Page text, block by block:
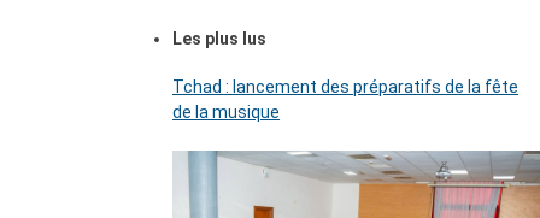
Les plus lus
Tchad : lancement des préparatifs de la fête
de la musique